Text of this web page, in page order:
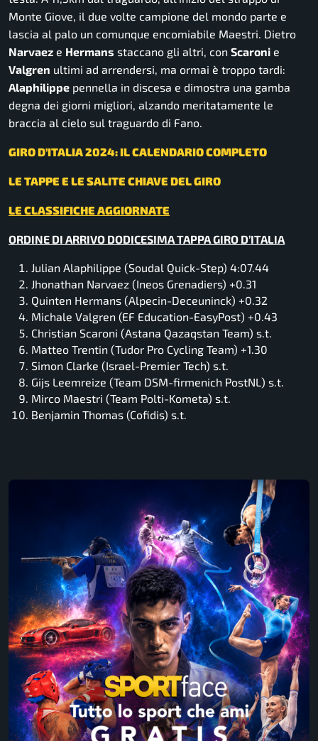
Monte Giove, il due volte campione del mondo parte e
lascia al palo un comunque encomiabile Maestri. Dietro
Narvaez e Hermans staccano gli altri, con Scaroni e
Valgren ultimi ad arrendersi, ma ormai è troppo tardi:
Alaphilippe pennella in discesa e dimostra una gamba
degna dei giorni migliori, alzando meritatamente le
braccia al cielo sul traguardo di Fano.
GIRO D’ITALIA 2024: IL CALENDARIO COMPLETO
LE TAPPE E LE SALITE CHIAVE DEL GIRO
LE CLASSIFICHE AGGIORNATE
ORDINE DI ARRIVO DODICESIMA TAPPA GIRO D’ITALIA
Julian Alaphilippe (Soudal Quick-Step) 4:07.44
Jhonathan Narvaez (Ineos Grenadiers) +0.31
Quinten Hermans (Alpecin-Deceuninck) +0.32
Michale Valgren (EF Education-EasyPost) +0.43
Christian Scaroni (Astana Qazaqstan Team) s.t.
Matteo Trentin (Tudor Pro Cycling Team) +1.30
Simon Clarke (Israel-Premier Tech) s.t.
Gijs Leemreize (Team DSM-firmenich PostNL) s.t.
Mirco Maestri (Team Polti-Kometa) s.t.
Benjamin Thomas (Cofidis) s.t.